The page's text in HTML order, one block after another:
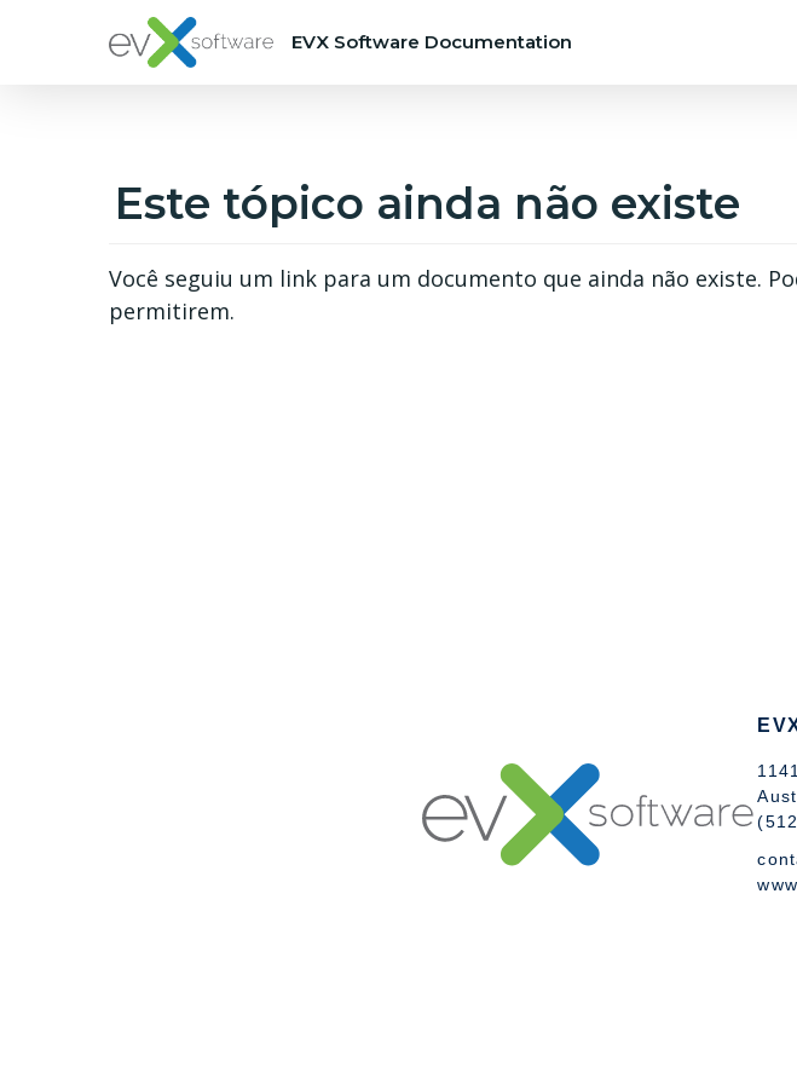
EVX Software Documentation
Este tópico ainda não existe
Você seguiu um link para um documento que ainda não existe.
permitirem.